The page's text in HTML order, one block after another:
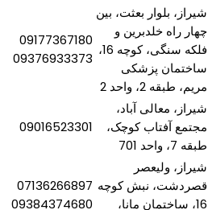
شیراز، بلوار بعثت، بین
چهار راه خلدبرین و
فلکه سنگی، کوچه 16،
ساختمان پزشکی
مریم، طبقه 2، واحد 2
09177367180
09376933373
شیراز، معالی آباد،
مجتمع آفتاب کوچک،
طبقه 7، واحد 701
09016523301
شیراز، ولیعصر
قصردشت، نبش کوچه
16، ساختمان مانا،
07136266897
09384374680